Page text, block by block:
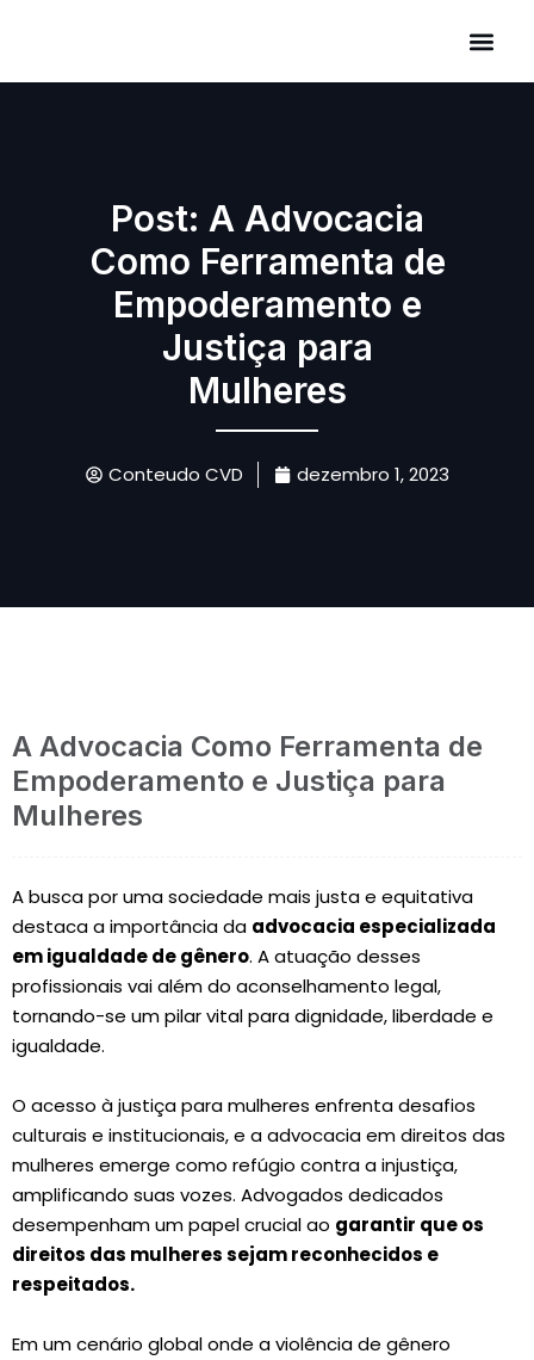
Post: A Advocacia
Como Ferramenta de
Empoderamento e
Justiça para
Mulheres
Conteudo CVD dezembro 1, 2023
A Advocacia Como Ferramenta de
Empoderamento e Justiça para
Mulheres
A busca por uma sociedade mais justa e equitativa
destaca a importância da advocacia especializada
em igualdade de gênero. A atuação desses
profissionais vai além do aconselhamento legal,
tornando-se um pilar vital para dignidade, liberdade e
igualdade.
O acesso à justiça para mulheres enfrenta desafios
culturais e institucionais, e a advocacia em direitos das
mulheres emerge como refúgio contra a injustiça,
amplificando suas vozes. Advogados dedicados
desempenham um papel crucial ao garantir que os
direitos das mulheres sejam reconhecidos e
respeitados.
Em um cenário global onde a violência de gênero